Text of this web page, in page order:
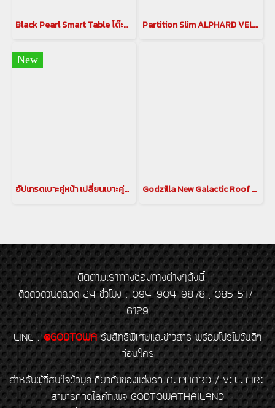
Black Pearl Smart Table โต๊ะอเนกประสงค์ไฟฟ้า พร้อมเบาะพักเท้า black pearl สำหรับ Alphard Vellfire 30 Partition Slim ALPHARD VELLFIRE 30 ฉากกั้นห้องโดยสาร อัลพาร์ด เวลไฟร์ 30
New
อัปเกรดเบาะคู่หน้า เปลี่ยนเบาะคู่หน้า ให้เป็นเบาะไฟฟ้า แบบตัวท็อป สำหรับรถ alphard vellfire 30 รุ่นปี 2015-2023 Godzilla New Galactic Roof ท้องฟ้าจำลอง สำหรับ อัลพาร์ด เวลไฟร์ ALPHARD / VELLFIRE 30 รุ่นปี 2015-2023
ติดตามเราทางช่องทางต่างๆดังนี้
ติดต่อด่วนตลอด 24 ชั่วโมง : 094-904-9878 , 085-517-
6129
LINE : @GODTOWA รับสิทธิพิเศษและข่าวสาร พร้อมโปรโมชั่นดีๆ
ก่อนใคร
สำหรับผู้ที่สนใจข้อมูลเกี่ยวกับของแต่งรถ ALPHARD / VELLFIRE
สามารถกดไลค์ที่เพจ GODTOWATHAILAND